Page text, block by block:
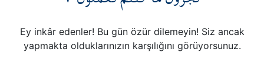
Ey inkâr edenler! Bu gün özür dilemeyin! Siz ancak
yapmakta olduklarınızın karşılığını görüyorsunuz.